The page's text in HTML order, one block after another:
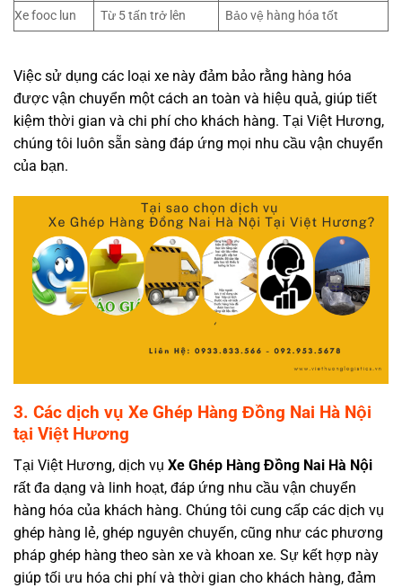
Xe fooc lun
Từ 5 tấn trở lên Bảo vệ hàng hóa tốt
Việc sử dụng các loại xe này đảm bảo rằng hàng hóa
được vận chuyển một cách an toàn và hiệu quả, giúp tiết
kiệm thời gian và chi phí cho khách hàng. Tại Việt Hương,
chúng tôi luôn sẵn sàng đáp ứng mọi nhu cầu vận chuyển
của bạn.
3. Các dịch vụ Xe Ghép Hàng Đồng Nai Hà Nội
tại Việt Hương
Tại Việt Hương, dịch vụ Xe Ghép Hàng Đồng Nai Hà Nội
rất đa dạng và linh hoạt, đáp ứng nhu cầu vận chuyển
hàng hóa của khách hàng. Chúng tôi cung cấp các dịch vụ
ghép hàng lẻ, ghép nguyên chuyến, cũng như các phương
pháp ghép hàng theo sàn xe và khoan xe. Sự kết hợp này
giúp tối ưu hóa chi phí và thời gian cho khách hàng, đảm